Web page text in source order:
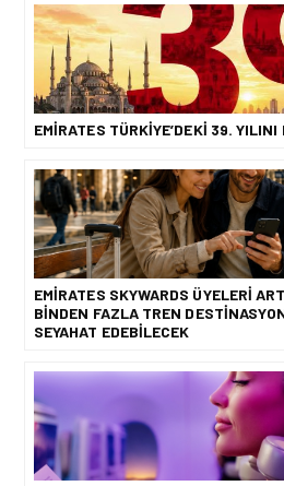
EMIRATES TÜRKIYE’DEKI 39. YILINI
EMIRATES SKYWARDS ÜYELERI
BINDEN FAZLA TREN
SEYAHAT EDEBILECEK